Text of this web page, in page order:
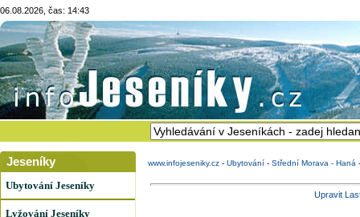
06.08.2026, čas: 14:43
Jeseníky
Ubytování Jeseníky
Lyžování Jeseníky
www.infojeseniky.cz - Ubytování - Střední Morava - Haná
Upravit